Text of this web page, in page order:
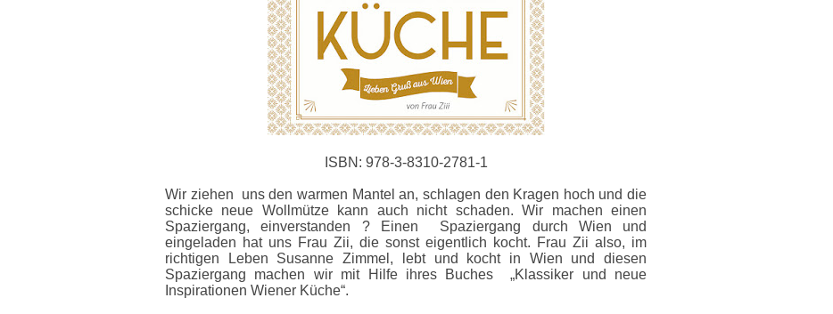
ISBN: 978-3-8310-2781-1
Wir ziehen uns den warmen Mantel an, schlagen den Kragen hoch und die
schicke neue Wollmütze kann auch nicht schaden. Wir machen einen
Spaziergang, einverstanden ? Einen Spaziergang durch Wien und
eingeladen hat uns Frau Zii, die sonst eigentlich kocht. Frau Zii also, im
richtigen Leben Susanne Zimmel, lebt und kocht in Wien und diesen
Spaziergang machen wir mit Hilfe ihres Buches „Klassiker und neue
Inspirationen Wiener Küche“.